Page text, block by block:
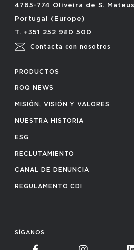
4765-774 Oliveira de S. Mateus
Portugal (Europe)
T. +351 252 980 500
Contacta con nosotros
PRODUCTOS
ROQ NEWS
MISIÓN, VISIÓN Y VALORES
NUESTRA HISTORIA
ESG
RECLUTAMIENTO
CANAL DE DENUNCIA
REGULAMENTO CDI
SÍGANOS